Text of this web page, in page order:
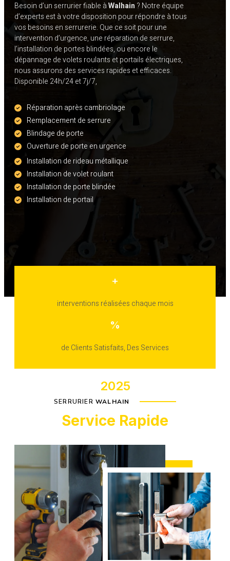
Besoin d’un serrurier fiable àWalhain ? Notre équipe
d’experts est à votre disposition pour répondre à tous
vos besoins en serrurerie. Que ce soit pour une
intervention d’urgence, une réparation de serrure,
l’installation de portes blindées, ou encore le
dépannage de volets roulants et portails électriques,
nous assurons des services rapides et efficaces.
Disponible 24h/24 et 7j/7,
Réparation après cambriolage
Remplacement de serrure
Blindage de porte
Ouverture de porte en urgence
Installation de rideau métallique
Installation de volet roulant
Installation de porte blindée
Installation de portail
2025
SERRURIERWALHAIN
Service Rapide
+
interventions réalisées chaque mois
%
de Clients Satisfaits, Des Services